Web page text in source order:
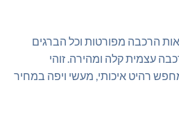
הרכבה מפורטות וכל הברגים
עצמית קלה ומהירה. זוהי
רהיט איכותי, מעשי ויפה במחיר